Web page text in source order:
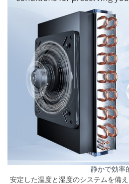
静かで効率
安定した温度と湿度のシステムを備